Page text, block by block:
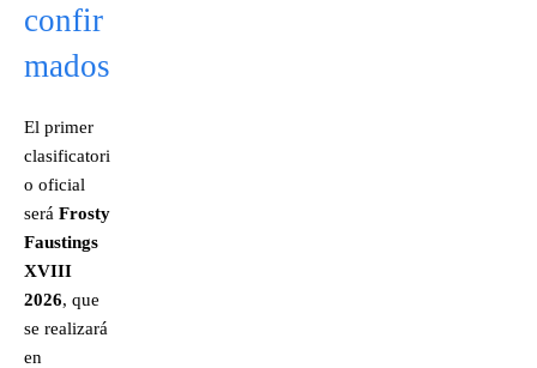
confir
mados
El primer
clasificatori
o oficial
será Frosty
Faustings
XVIII
2026, que
se realizará
en